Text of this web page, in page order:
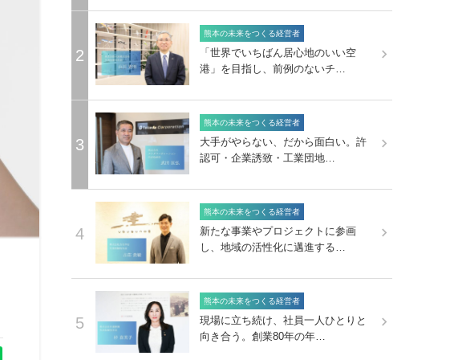
2
熊本の未来をつくる経営者
「世界でいちばん居心地のいい空
港」を目指し、前例のないチ…
3
熊本の未来をつくる経営者
大手がやらない、だから面白い。許
認可・企業誘致・工業団地…
4
熊本の未来をつくる経営者
新たな事業やプロジェクトに参画
し、地域の活性化に邁進する…
5
熊本の未来をつくる経営者
現場に立ち続け、社員一人ひとりと
向き合う。創業80年の年…